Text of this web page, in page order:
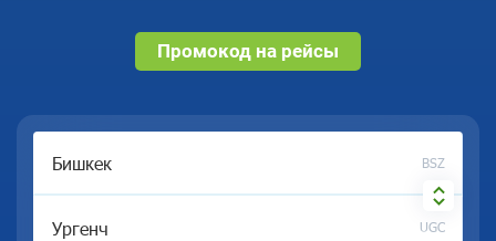
Промокод на рейсы
BSZ
UGC